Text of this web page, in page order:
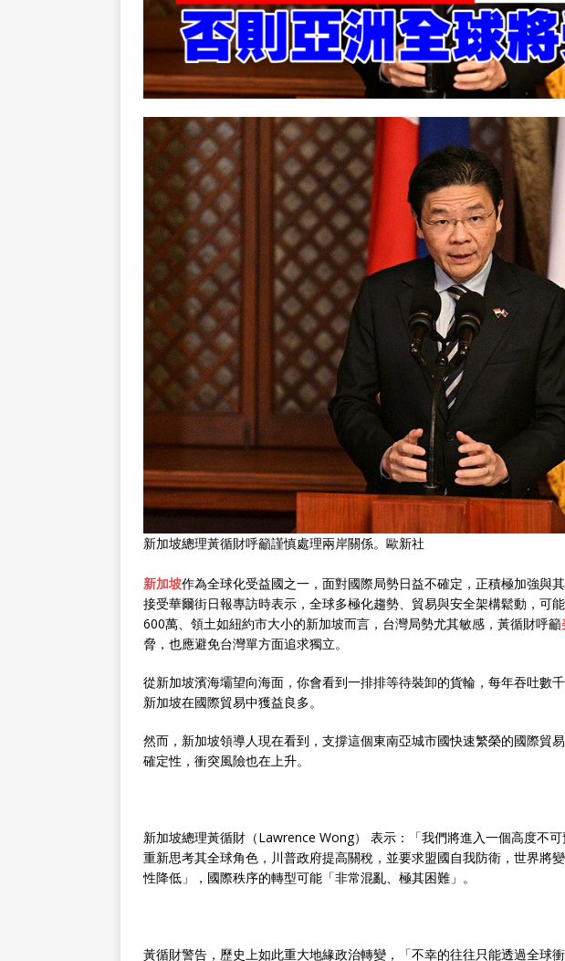
新加坡總理黃循財呼籲謹慎處理兩岸關係。歐新社
新加坡作為全球化受益國之一，面對國際局勢日益不確定，正積極加強與
接受華爾街日報專訪時表示，全球多極化趨勢、貿易與安全架構鬆動，可
600萬、領土如紐約市大小的新加坡而言，台灣局勢尤其敏感，黃循財呼籲
脅，也應避免台灣單方面追求獨立。
從新加坡濱海壩望向海面，你會看到一排排等待裝卸的貨輪，每年吞吐數
新加坡在國際貿易中獲益良多。
然而，新加坡領導人現在看到，支撐這個東南亞城市國快速繁榮的國際貿
確定性，衝突風險也在上升。
新加坡總理黃循財（Lawrence Wong） 表示：「我們將進入一個高度不
重新思考其全球角色，川普政府提高關稅，並要求盟國自我防衛，世界將
性降低」，國際秩序的轉型可能「非常混亂、極其困難」。
黃循財警告，歷史上如此重大地緣政治轉變，「不幸的往往只能透過全球